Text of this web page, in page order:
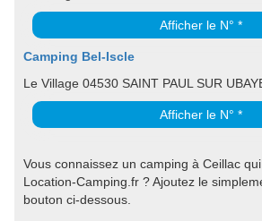
Afficher le N° *
Camping Bel-Iscle
Le Village 04530 SAINT PAUL SUR
Afficher le N° *
Vous connaissez un camping à Ceillac
Location-Camping.fr ? Ajoutez le
bouton ci-dessous.